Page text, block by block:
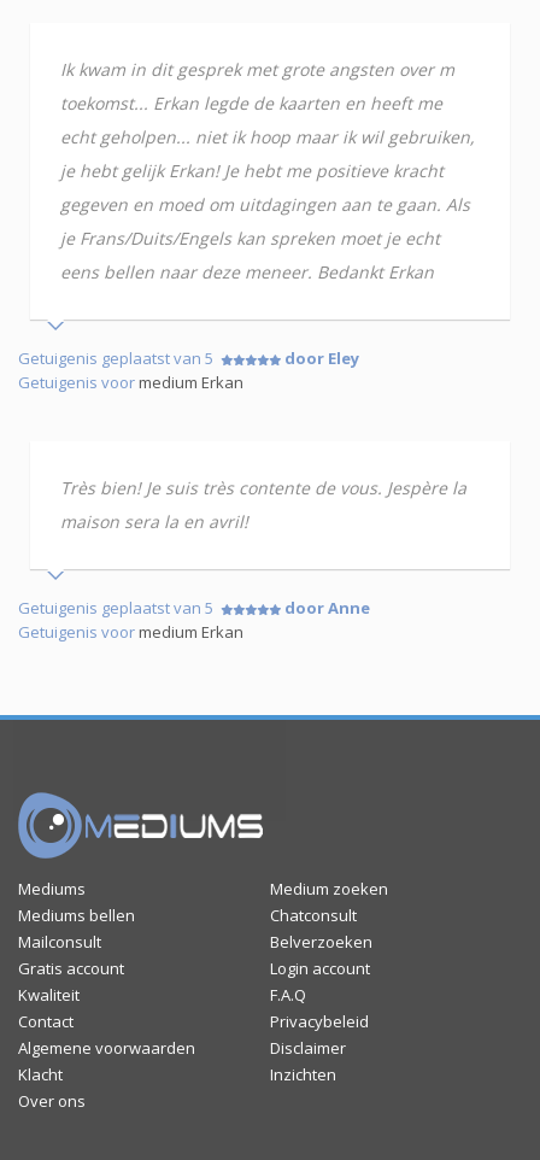
Ik kwam in dit gesprek met grote angsten over m
toekomst... Erkan legde de kaarten en heeft me
echt geholpen... niet ik hoop maar ik wil gebruiken,
je hebt gelijk Erkan! Je hebt me positieve kracht
gegeven en moed om uitdagingen aan te gaan. Als
je Frans/Duits/Engels kan spreken moet je echt
eens bellen naar deze meneer. Bedankt Erkan
Getuigenis geplaatst van 5
door Eley
Getuigenis voormedium Erkan
Très bien! Je suis très contente de vous. Jespère la
maison sera la en avril!
Getuigenis geplaatst van 5
door Anne
Getuigenis voormedium Erkan
Mediums
Medium zoeken
Mediums bellen
Chatconsult
Mailconsult
Belverzoeken
Gratis account
Login account
Kwaliteit
F.A.Q
Contact
Privacybeleid
Algemene voorwaarden
Disclaimer
Klacht
Inzichten
Over ons